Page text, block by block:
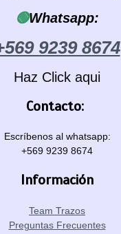
🟢Whatsapp:
9239 8674
Haz Click aqui
Contacto:
Escríbenos al whatsapp:
+569 9239 8674
Información
Team Trazos
Preguntas Frecuentes